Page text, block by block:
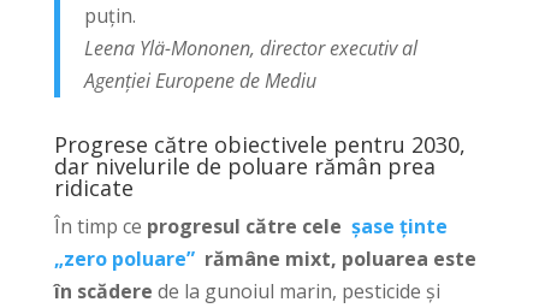
puțin.
Leena Ylä-Mononen, director executiv al
Agenției Europene de Mediu
Progrese către obiectivele pentru 2030,
dar nivelurile de poluare rămân prea
ridicate
În timp ce progresul către cele șase ținte
„zero poluare” rămâne mixt, poluarea este
în scădere de la gunoiul marin, pesticide și